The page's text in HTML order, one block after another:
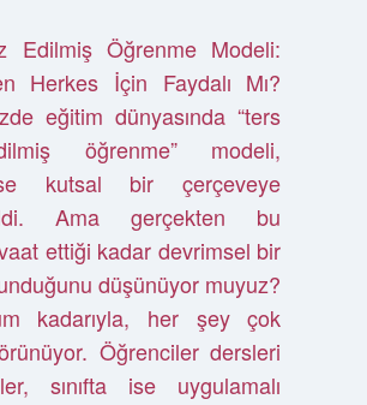
Edilmiş Öğrenme Modeli:
Herkes İçin Faydalı Mı?
eğitim dünyasında “ters
öğrenme” modeli,
kutsal bir çerçeveye
Ama gerçekten bu
ettiği kadar devrimsel bir
düşünüyor muyuz?
kadarıyla, her şey çok
Öğrenciler dersleri
sınıfta ise uygulamalı